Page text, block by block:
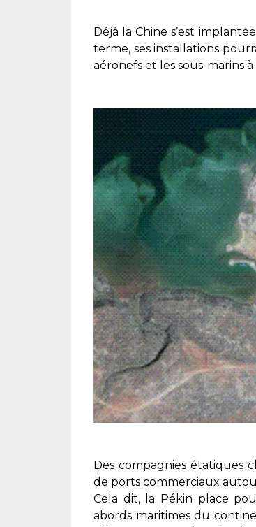
Déjà la Chine s’est
terme, ses installations
aéronefs et les sous-marins
Des compagnies étatiques
de ports commerciaux
Cela dit, la Pékin place
abords maritimes du